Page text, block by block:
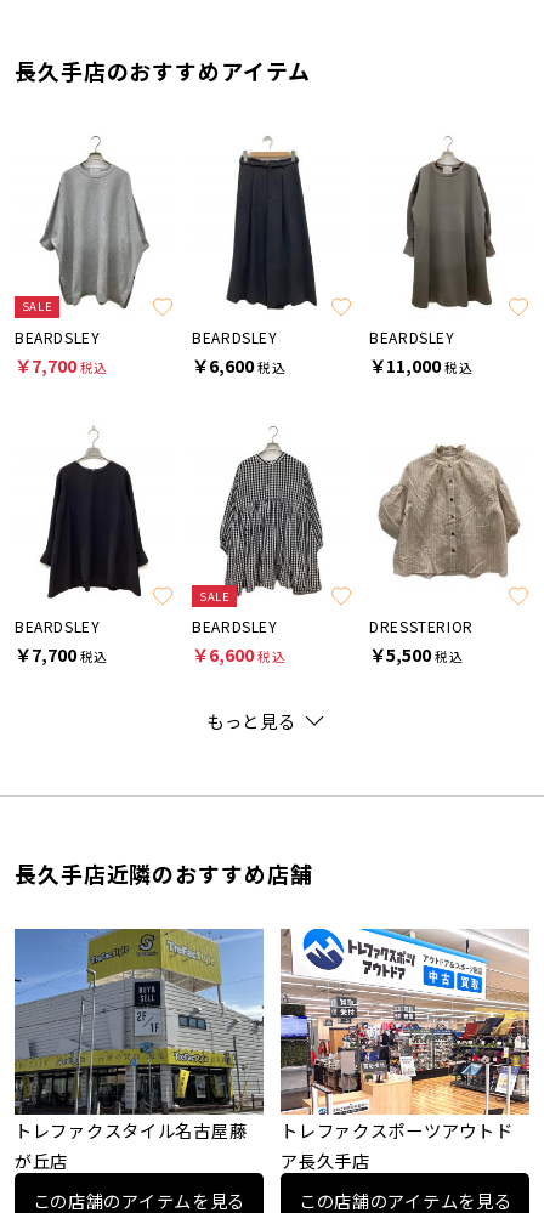
長久手店のおすすめアイテム
SALE
BEARDSLEY
￥7,700税込
BEARDSLEY
￥6,600税込
BEARDSLEY
￥11,000税込
BEARDSLEY
￥7,700税込
SALE
BEARDSLEY
￥6,600税込
DRESSTERIOR
￥5,500税込
もっと見る
長久手店近隣のおすすめ店舗
トレファクスタイル名古屋藤
が丘店
この店舗のアイテムを見る
トレファクスポーツアウトド
ア長久手店
この店舗のアイテムを見る